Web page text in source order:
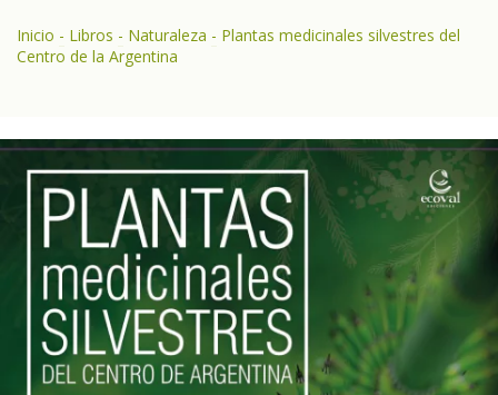
Inicio - Libros - Naturaleza - Plantas medicinales silvestres del
Centro de la Argentina